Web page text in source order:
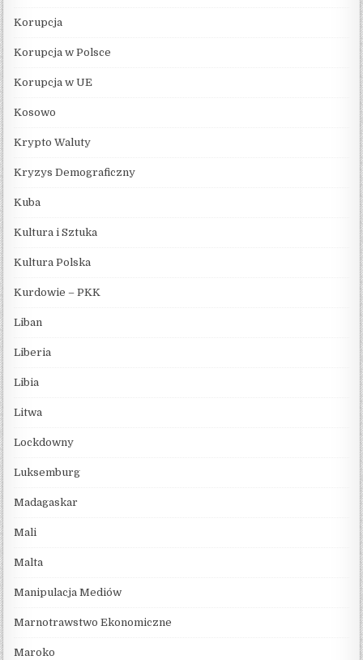
Korupcja
Korupcja w Polsce
Korupcja w UE
Kosowo
Krypto Waluty
Kryzys Demograficzny
Kuba
Kultura i Sztuka
Kultura Polska
Kurdowie – PKK
Liban
Liberia
Libia
Litwa
Lockdowny
Luksemburg
Madagaskar
Mali
Malta
Manipulacja Mediów
Marnotrawstwo Ekonomiczne
Maroko